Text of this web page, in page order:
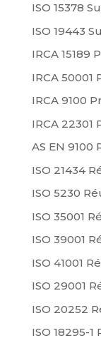
ISO 15378
ISO 19443
IRCA 15189
IRCA
IRCA 9100
IRCA
AS EN 9100
ISO 21434
ISO 5230
ISO 35001
ISO 39001
ISO 41001
ISO 29001
ISO 20252
ISO 18295-